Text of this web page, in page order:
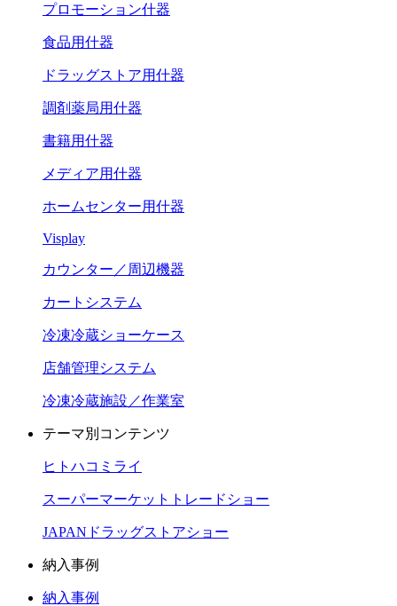
プロモーション什器
食品用什器
ドラッグストア用什器
調剤薬局用什器
書籍用什器
メディア用什器
ホームセンター用什器
Visplay
カウンター／周辺機器
カートシステム
冷凍冷蔵ショーケース
店舗管理システム
冷凍冷蔵施設／作業室
テーマ別コンテンツ
ヒトハコミライ
スーパーマーケットトレードショー
JAPANドラッグストアショー
納入事例
納入事例